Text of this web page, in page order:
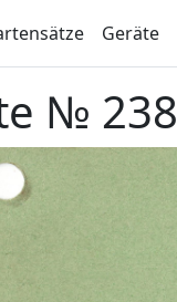
Geräte
№ 238